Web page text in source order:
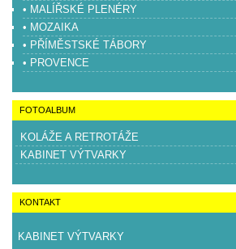
• MALÍŘSKÉ PLENÉRY
• MOZAIKA
• PŘÍMĚSTSKÉ TÁBORY
• PROVENCE
FOTOALBUM
KOLÁŽE A RETROTÁŽE
KABINET VÝTVARKY
KONTAKT
KABINET VÝTVARKY